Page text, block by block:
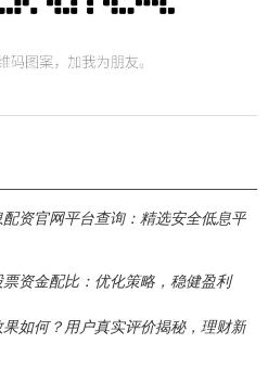
资官网平台查询：精选安全低息平
资金配比：优化策略，稳健盈利
如何？用户真实评价揭秘，理财新